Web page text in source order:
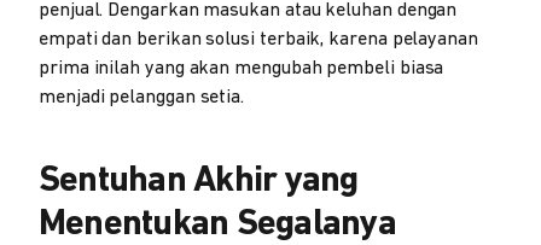
penjual. Dengarkan masukan atau keluhan dengan
empati dan berikan solusi terbaik, karena pelayanan
prima inilah yang akan mengubah pembeli biasa
menjadi pelanggan setia.
Sentuhan Akhir yang
Menentukan Segalanya